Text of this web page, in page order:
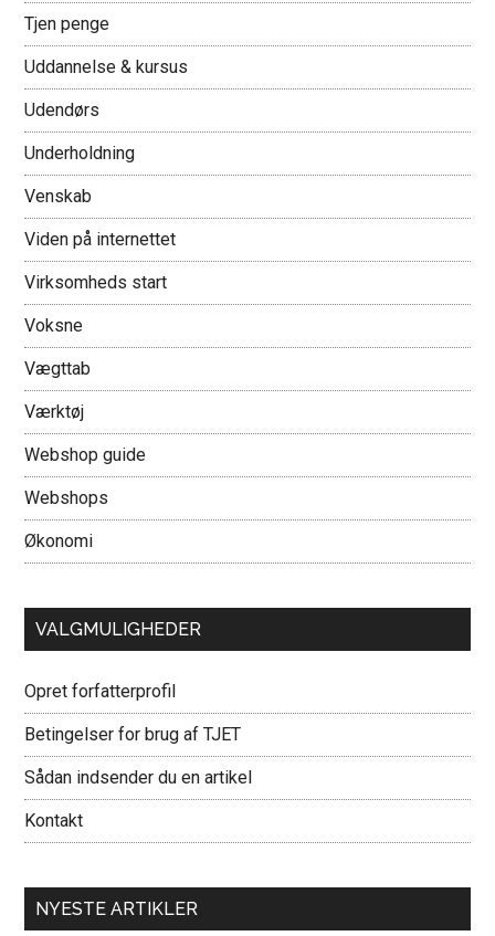
Tjen penge
Uddannelse & kursus
Udendørs
Underholdning
Venskab
Viden på internettet
Virksomheds start
Voksne
Vægttab
Værktøj
Webshop guide
Webshops
Økonomi
VALGMULIGHEDER
Opret forfatterprofil
Betingelser for brug af TJET
Sådan indsender du en artikel
Kontakt
NYESTE ARTIKLER